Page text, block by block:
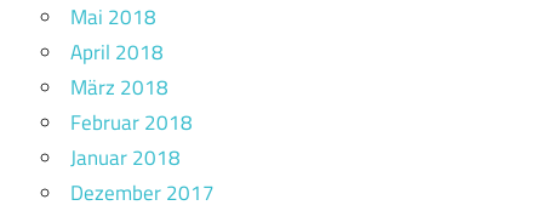
Mai 2018
April 2018
März 2018
Februar 2018
Januar 2018
Dezember 2017